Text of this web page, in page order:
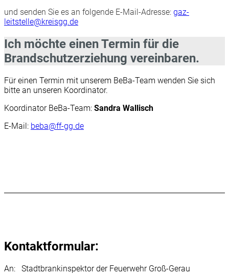
und senden Sie es an folgende E-Mail-Adresse: gaz-
leitstelle@kreisgg.de
Ich möchte einen Termin für die
Brandschutzerziehung vereinbaren.
Für einen Termin mit unserem BeBa-Team wenden Sie sich
bitte an unseren Koordinator.
Koordinator BeBa-Team: Sandra Wallisch
E-Mail: beba@ff-gg.de
Kontaktformular:
An: Stadtbrankinspektor der Feuerwehr Groß-Gerau